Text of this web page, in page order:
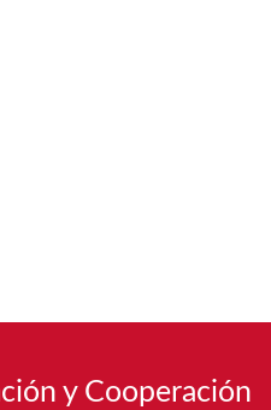
y Cooperación